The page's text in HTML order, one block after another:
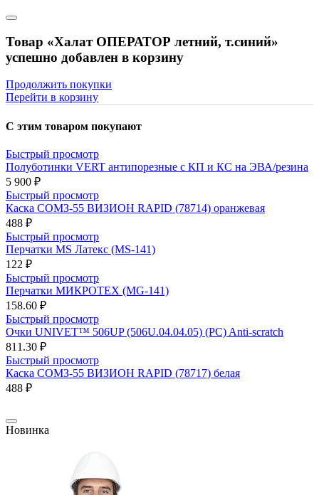
Товар «Халат ОПЕРАТОР летний, т.синий»
успешно добавлен в корзину
Продолжить покупки
Перейти в корзину
С этим товаром покупают
Быстрый просмотр
Полуботинки VERT антипорезные с КП и КС на ЭВА/резина
5 900 ₽
Быстрый просмотр
Каска СОМЗ-55 ВИЗИОН RAPID (78714) оранжевая
488 ₽
Быстрый просмотр
Перчатки MS Латекс (MS-141)
122 ₽
Быстрый просмотр
Перчатки МИКРОТЕХ (MG-141)
158.60 ₽
Быстрый просмотр
Очки UNIVET™ 506UP (506U.04.04.05) (РС) Anti-scratch
811.30 ₽
Быстрый просмотр
Каска СОМЗ-55 ВИЗИОН RAPID (78717) белая
488 ₽
Новинка